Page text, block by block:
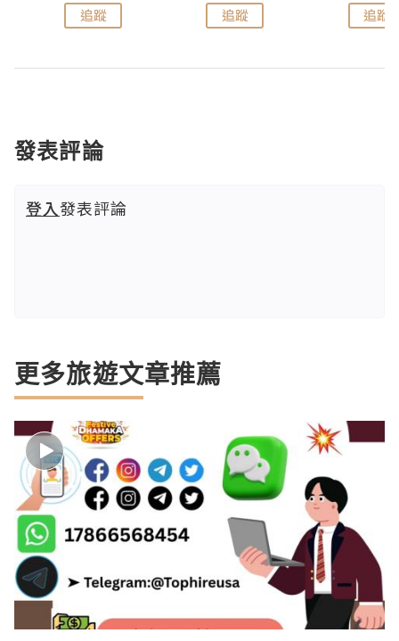
追蹤 追蹤 追蹤
發表評論
登入發表評論
更多旅遊文章推薦